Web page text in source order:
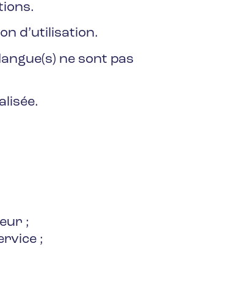
d’utilisation.
ne sont pas
;
;